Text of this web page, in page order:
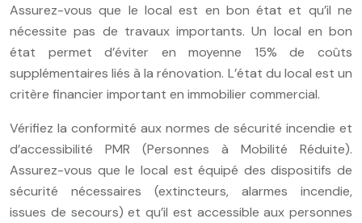
Assurez-vous que le local est en bon état et qu’il ne
nécessite pas de travaux importants. Un local en bon
état permet d’éviter en moyenne 15% de coûts
supplémentaires liés à la rénovation. L’état du local est un
critère financier important en immobilier commercial.
Vérifiez la conformité aux normes de sécurité incendie et
d’accessibilité PMR (Personnes à Mobilité Réduite).
Assurez-vous que le local est équipé des dispositifs de
sécurité nécessaires (extincteurs, alarmes incendie,
issues de secours) et qu’il est accessible aux personnes